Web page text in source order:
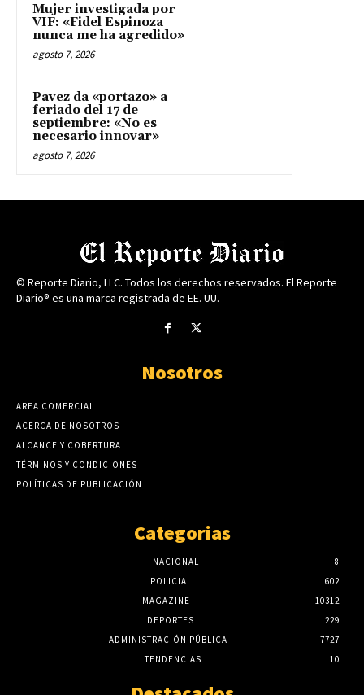
Mujer investigada por
VIF: «Fidel Espinoza
nunca me ha agredido»
agosto 7, 2026
Pavez da «portazo» a
feriado del 17 de
septiembre: «No es
necesario innovar»
agosto 7, 2026
© Reporte Diario, LLC. Todos los derechos reservados. El Reporte
Diario® es una marca registrada de EE. UU.
Nosotros
AREA COMERCIAL
ACERCA DE NOSOTROS
ALCANCE Y COBERTURA
TÉRMINOS Y CONDICIONES
POLÍTICAS DE PUBLICACIÓN
Categorias
NACIONAL
8
POLICIAL
602
MAGAZINE
10312
DEPORTES
229
ADMINISTRACIÓN PÚBLICA
7727
TENDENCIAS
10